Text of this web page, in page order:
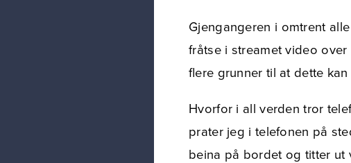
Gjengangeren i omtrent
fråtse i streamet video
flere grunner til at dette
Hvorfor i all verden tror
prater jeg i telefonen på
beina på bordet og titter ut